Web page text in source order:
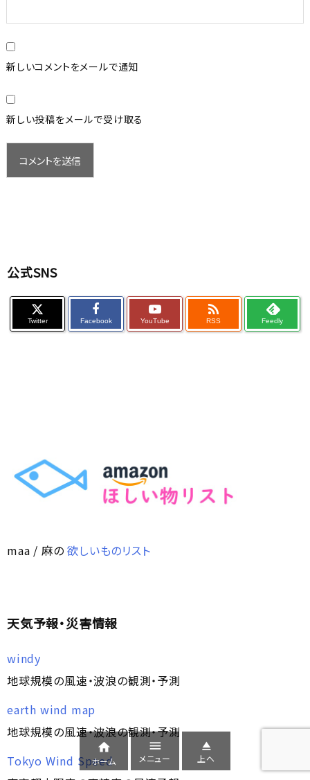
新しいコメントをメールで通知
新しい投稿をメールで受け取る
公式SNS
Twitter Facebook YouTube

RSS Feedly
maa / 麻の欲しいものリスト
天気予報・災害情報
windy
地球規模の風速・波浪の観測・予測
earth wind map
地球規模の風速・波浪の観測・予測
Tokyo Wind Speed

ホーム

メニュー

上へ